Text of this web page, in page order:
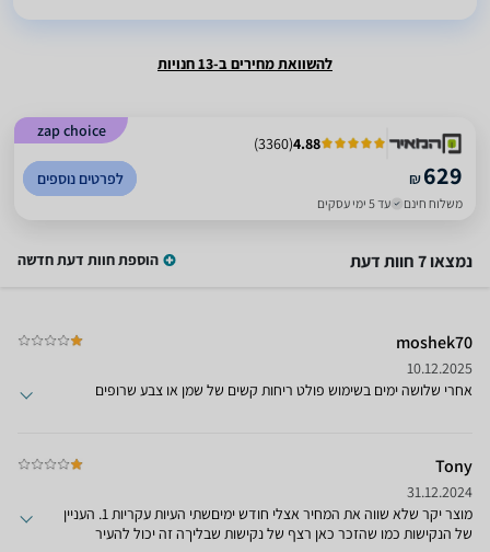
להשוואת מחירים ב-13 חנויות
zap choice
4.88
(
3360
)
₪629
משלוח חינם עד 5 ימי עסקים
לפרטים נוספים
נמצאו 7 חוות דעת הוספת חוות דעת חדשה
moshek70
10.12.2025
אחרי שלושה ימים בשימוש פולט ריחות קשים של שמן או צבע שרופים
Tony
31.12.2024
מוצר יקר שלא שווה את המחיר אצלי חודש ימיםשתי העיות עקריות 1. העניין
של הנקישות כמו שהזכר כאן רצף של נקישות שבליךה זה יכול להעיר